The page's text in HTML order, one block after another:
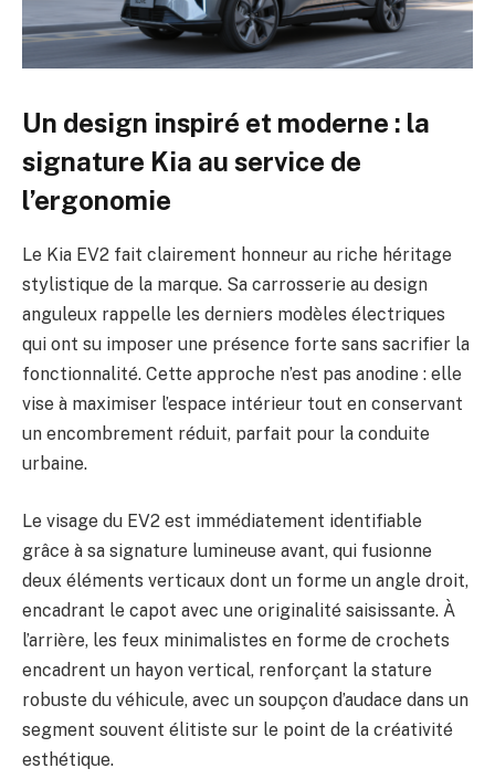
Un design inspiré et moderne : la
signature Kia au service de
l’ergonomie
Le Kia EV2 fait clairement honneur au riche héritage
stylistique de la marque. Sa carrosserie au design
anguleux rappelle les derniers modèles électriques
qui ont su imposer une présence forte sans sacrifier la
fonctionnalité. Cette approche n’est pas anodine : elle
vise à maximiser l’espace intérieur tout en conservant
un encombrement réduit, parfait pour la conduite
urbaine.
Le visage du EV2 est immédiatement identifiable
grâce à sa signature lumineuse avant, qui fusionne
deux éléments verticaux dont un forme un angle droit,
encadrant le capot avec une originalité saisissante. À
l’arrière, les feux minimalistes en forme de crochets
encadrent un hayon vertical, renforçant la stature
robuste du véhicule, avec un soupçon d’audace dans un
segment souvent élitiste sur le point de la créativité
esthétique.